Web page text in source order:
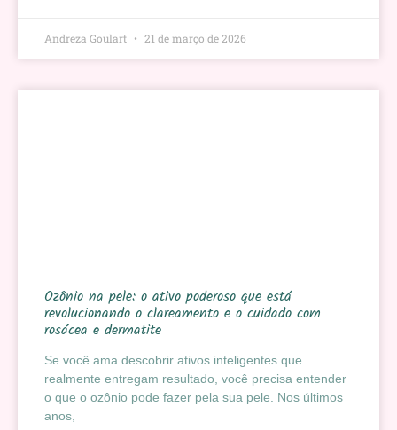
Andreza Goulart 21 de março de 2026
Ozônio na pele: o ativo poderoso que está
revolucionando o clareamento e o cuidado com
rosácea e dermatite
Se você ama descobrir ativos inteligentes que
realmente entregam resultado, você precisa entender
o que o ozônio pode fazer pela sua pele. Nos últimos
anos,